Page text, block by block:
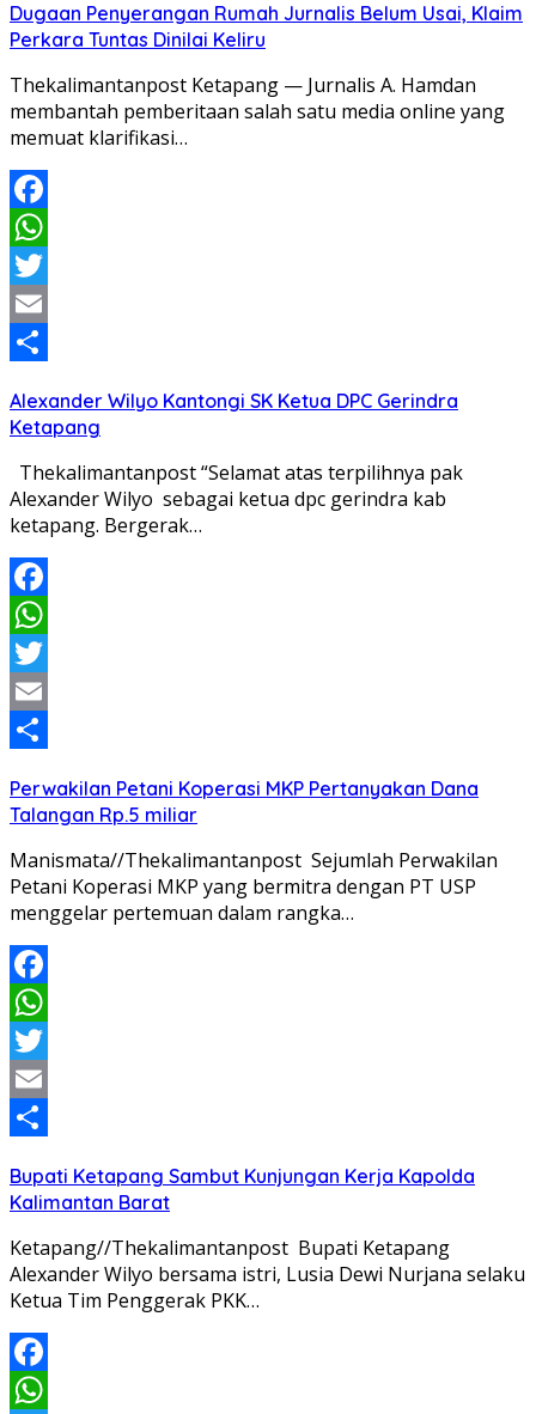
Dugaan Penyerangan Rumah Jurnalis Belum Usai, Klaim
Perkara Tuntas Dinilai Keliru
Thekalimantanpost Ketapang — Jurnalis A. Hamdan
membantah pemberitaan salah satu media online yang
memuat klarifikasi…
Facebook
WhatsApp
Twitter
Email
Alexander Wilyo Kantongi SK Ketua DPC Gerindra
Ketapang
Thekalimantanpost “Selamat atas terpilihnya pak
Alexander Wilyo sebagai ketua dpc gerindra kab
ketapang. Bergerak…
Facebook
WhatsApp
Twitter
Email
Perwakilan Petani Koperasi MKP Pertanyakan Dana
Talangan Rp.5 miliar
Manismata//Thekalimantanpost Sejumlah Perwakilan
Petani Koperasi MKP yang bermitra dengan PT USP
menggelar pertemuan dalam rangka…
Facebook
WhatsApp
Twitter
Email
Bupati Ketapang Sambut Kunjungan Kerja Kapolda
Kalimantan Barat
Ketapang//Thekalimantanpost Bupati Ketapang
Alexander Wilyo bersama istri, Lusia Dewi Nurjana selaku
Ketua Tim Penggerak PKK…
Facebook